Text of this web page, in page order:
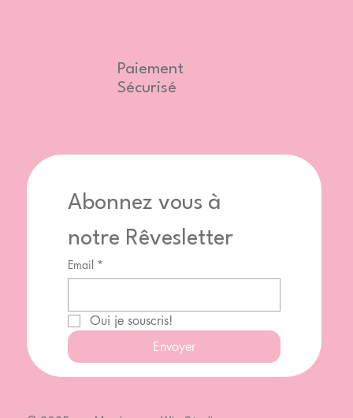
Abonnez vous à
notre Rêvesletter
Email *
Oui je souscris!
Envoyer
Paiement
Sécurisé